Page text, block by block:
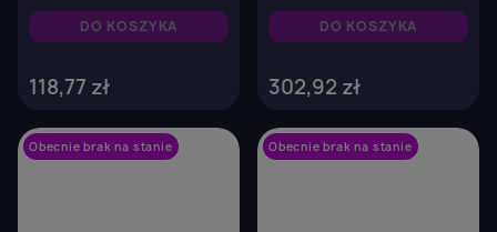
7mm
DO KOSZYKA
118,77 zł
7mm
DO KOSZYKA
302,92 zł
Obecnie brak na stanie Obecnie brak na stanie